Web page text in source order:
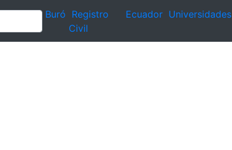
Buró Registro
Civil
Ecuador Universidades